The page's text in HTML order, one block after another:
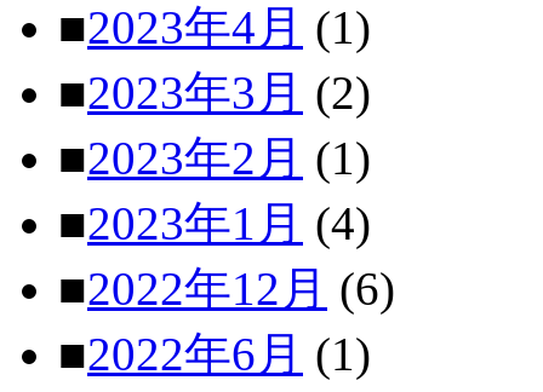
■2023年4月 (1)
■2023年3月 (2)
■2023年2月 (1)
■2023年1月 (4)
■2022年12月 (6)
■2022年6月 (1)